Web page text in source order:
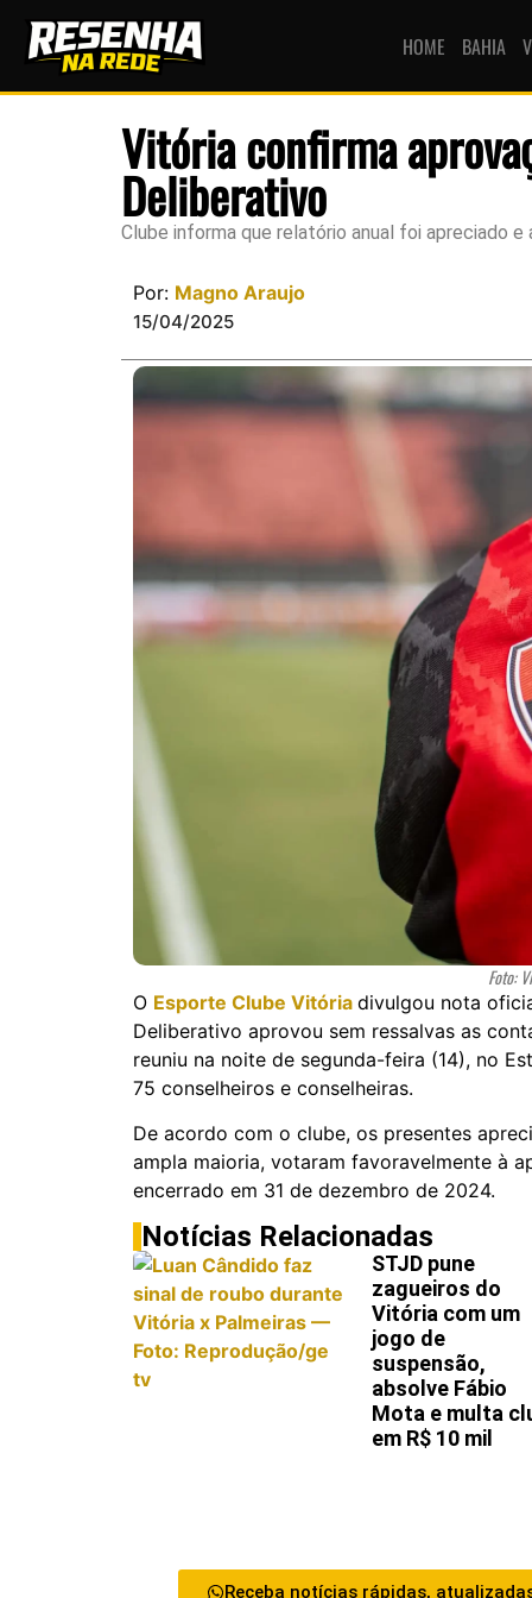
HOME BAHIA
Vitória confirma
Deliberativo
Clube informa que relatório anual foi apreciado e
Por: Magno Araujo
15/04/2025
Foto:
O Esporte Clube Vitória divulgou nota
Deliberativo aprovou sem ressalvas as
reuniu na noite de segunda-feira (14), no
75 conselheiros e conselheiras.
De acordo com o clube, os presentes
ampla maioria, votaram favoravelmente à
encerrado em 31 de dezembro de 2024.
Notícias Relacionadas
STJD pune
zagueiros do
Vitória com um
jogo de
suspensão,
absolve Fábio
Mota e multa
em R$ 10 mil
Receba notícias rápidas,